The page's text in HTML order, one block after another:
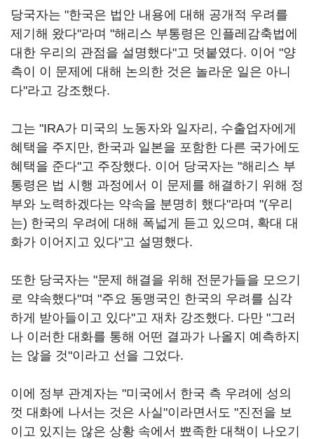
당국자는 "한국은 법안 내용에 대해 공개적 우려를
제기해 왔다"라며 "해리스 부통령은 인플레감축법에
대한 우리의 관점을 설명했다"고 덧붙였다. 이어 "양
측이 이 문제에 대해 논의한 것은 놀라운 일은 아니
다"라고 강조했다.
그는 "IRA가 미국의 노동자와 일자리, 수출업자에게
혜택을 주지만, 한국과 일본을 포함한 다른 국가에도
혜택을 준다"고 주장했다. 이어 당국자는 "해리스 부
통령은 법 시행 과정에서 이 문제를 해결하기 위해 정
부와 노력하겠다는 약속을 분명히 했다"라며 "(우리
는) 한국의 우려에 대해 폭넓게 듣고 있으며, 확대 대
화가 이어지고 있다"고 설명했다.
또한 당국자는 "문제 해결을 위해 전문가들을 모으기
로 약속했다"며 "주요 동맹국인 한국의 우려를 심각
하게 받아들이고 있다"고 재차 강조했다. 다만 "그러
나 이러한 대화를 통해 어떤 결과가 나올지 예측하지
는 않을 것"이라고 선을 그었다.
이에 정부 관계자는 "미국에서 한국 측 우려에 성의
껏 대화에 나서는 것은 사실"이라면서도 "진전을 보
이고 있지는 않은 상황 속에서 뾰족한 대책이 나오기